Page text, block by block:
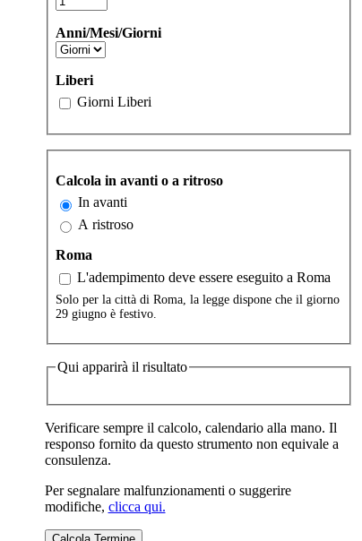
Anni/Mesi/Giorni
Liberi
Giorni Liberi
Calcola in avanti o a ritroso
In avanti
A ristroso
Roma
L'adempimento deve essere eseguito a Roma
Solo per la città di Roma, la legge dispone che il giorno
29 giugno è festivo.
Qui apparirà il risultato
Verificare sempre il calcolo, calendario alla mano. Il
responso fornito da questo strumento non equivale a
consulenza.
Per segnalare malfunzionamenti o suggerire
modifiche, clicca qui.